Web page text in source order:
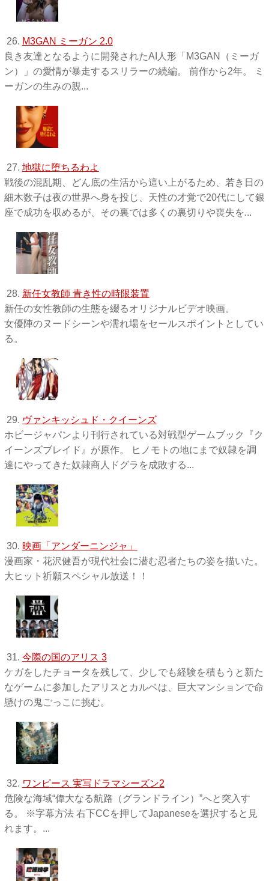
26. M3GAN ミーガン 2.0
良き友達となるように開発されたAI人形「M3GAN（ミーガ
ン）」の愛情が暴走するスリラーの続編。 前作から2年。 ミ
ーガンの生みの親...
27. 地獄に堕ちるわよ
戦後の混乱期、どん底の生活から這い上がるため、若き日の
細木数子は夜の世界へ身を投じ、天性の才覚で20代にして銀
座で成功を収めるが、その裏では多くの裏切りや喪失を...
28. 新任女教師 青き性の時限装置
新任の女性教師の生態を綴るオリジナルビデオ映画。
女優陣のヌードシーンや濡れ場をセールスポイントとしてい
る。
29. ヴァンキッシュド・クイーンズ
ホビージャパンより刊行されている対戦型ゲームブック『ク
イーンズブレイド』が原作。 ヒノモトの地にまで奴隷を調
達にやってきた奴隷商人ドグラを成敗する...
30. 映画「アンダーニンジャ」
漫画家・花沢健吾が現代社会に潜む忍者たちの姿を描いた。
大ヒット祈願スペシャル放送！！
31. 今際の国のアリス 3
ケガをしたチョータを残して、少しでも経験を積もうと新た
なゲームに参加したアリスとカルベは、巨大マンションで命
懸けの鬼ごっこに挑む。
32. ワンピース 実写ドラマシーズン2
危険な海域“偉大なる航路（グランドライン）”へと突入す
る。 ※字幕方法 右下CCを押してJapaneseを選択すると見
れます。...